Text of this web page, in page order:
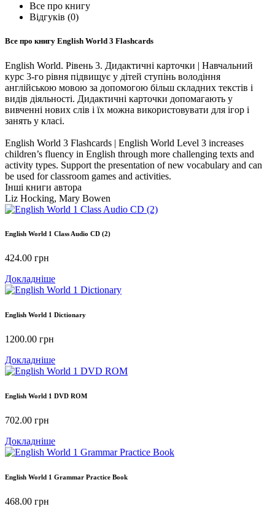
Все про книгу
Відгуків (0)
Все про книгу English World 3 Flashcards
English World. Рівень 3. Дидактичні карточки | Навчальний
курс 3-го рівня підвищує у дітей ступінь володіння
англійською мовою за допомогою більш складних текстів і
видів діяльності. Дидактичні карточки допомагають у
вивченні нових слів і їх можна використовувати для ігор і
занять у класі.
English World 3 Flashcards | English World Level 3 increases
children’s fluency in English through more challenging texts and
activity types. Support the presentation of new vocabulary and can
be used for classroom games and activities.
Інші книги автора
Liz Hocking, Mary Bowen
English World 1 Class Audio CD (2)
424.00 грн
Докладніше
English World 1 Dictionary
1200.00 грн
Докладніше
English World 1 DVD ROM
702.00 грн
Докладніше
English World 1 Grammar Practice Book
468.00 грн